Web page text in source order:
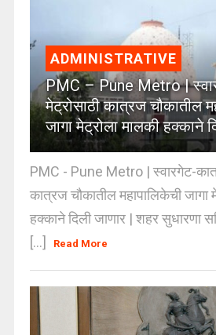
ADMINISTRATIVE
PMC – Pune Metro |
मेट्रोसाठी कात्रज चौकातील
जागा मेट्रोला मालकी हक्काने
PMC - Pune Metro | स्वारगेट-
कात्रज चौकातील महापालिकेची जागा
हक्काने दिली जाणार | शहर सुधारणा
[...]
Read More